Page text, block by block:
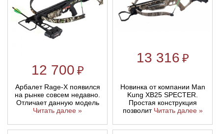
12 700 ₽
Арбалет Rage-X появился
на рынке совсем недавно.
Отличает данную модель
Читать далее »
13 316 ₽
Новинка от компании Man
Kung XB25 SPECTER.
Простая конструкция
позволит Читать далее »